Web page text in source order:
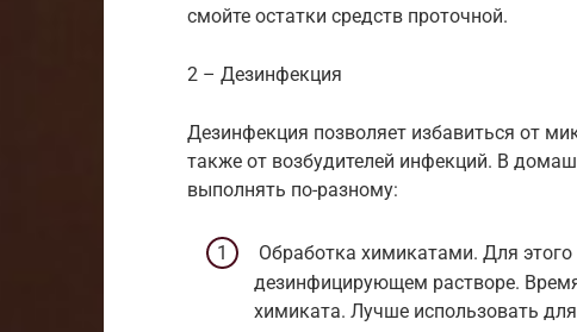
смойте остатки средств проточной.
2 – Дезинфекция
Дезинфекция позволяет избавиться от
также от возбудителей инфекций. В
выполнять по-разному:
Обработка химикатами. Для
дезинфицирующем растворе.
химиката. Лучше использовать